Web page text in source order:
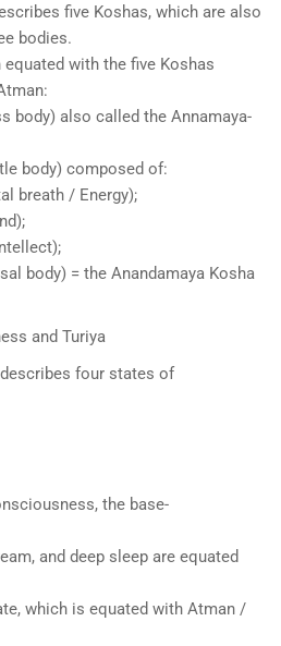
five Koshas, which are also
bodies.
with the five Koshas
body) also called the Annamaya-
body) composed of:
breath / Energy);
body) = the Anandamaya Kosha
and Turiya
four states of
the base-
and deep sleep are equated
which is equated with Atman /